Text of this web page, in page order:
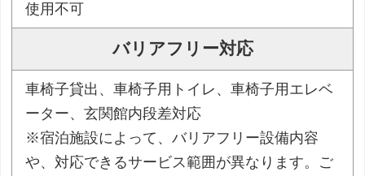
使用不可
バリアフリー対応
車椅子貸出、車椅子用トイレ、車椅子用エレベ
ーター、玄関館内段差対応
※宿泊施設によって、バリアフリー設備内容
や、対応できるサービス範囲が異なります。ご